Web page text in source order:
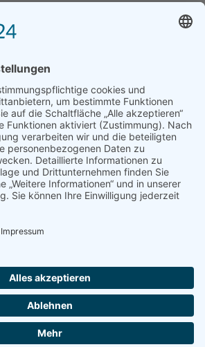
ist Mitglied im Berufsverband Pro Reiki.
Mitgliedsnummer: 21085
ist Mitglied im Verband freier
Berater e.V.
Meyer ·